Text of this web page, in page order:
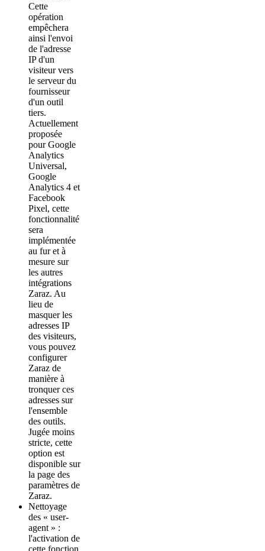
Cette
opération
empêchera
ainsi l'envoi
de l'adresse
IP d'un
visiteur vers
le serveur du
fournisseur
d'un outil
tiers.
Actuellement
proposée
pour Google
Analytics
Universal,
Google
Analytics 4 et
Facebook
Pixel, cette
fonctionnalité
sera
implémentée
au fur et à
mesure sur
les autres
intégrations
Zaraz. Au
lieu de
masquer les
adresses IP
des visiteurs,
vous pouvez
configurer
Zaraz de
manière à
tronquer ces
adresses sur
l'ensemble
des outils.
Jugée moins
stricte, cette
option est
disponible sur
la page des
paramètres de
Zaraz.
Nettoyage
des « user-
agent » :
l'activation de
cette fonction